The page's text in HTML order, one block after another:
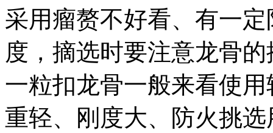
采用瘤赘不好看、有一
度，摘选时要注意龙骨
一粒扣龙骨一般来看使
重轻、刚度大、防火挑